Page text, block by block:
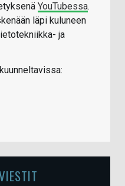
YouTubessa.
läpi kuluneen
ja